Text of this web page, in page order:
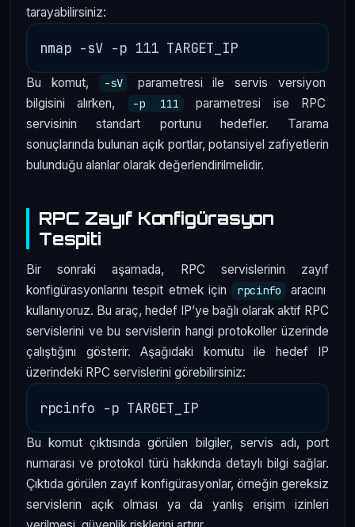
tarayabilirsiniz:
Bu komut, -sV
parametresi ile servis versiyon
bilgisini alırken,
-p 111
parametresi ise RPC
servisinin standart portunu hedefler. Tarama
sonuçlarında bulunan açık portlar, potansiyel zafiyetlerin
bulunduğu alanlar olarak değerlendirilmelidir.
RPC Zayıf Konfigürasyon
Tespiti
Bir sonraki aşamada, RPC servislerinin zayıf
konfigürasyonlarını tespit etmek için
rpcinfo
aracını
kullanıyoruz. Bu araç, hedef IP’ye bağlı olarak aktif RPC
servislerini ve bu servislerin hangi protokoller üzerinde
çalıştığını gösterir. Aşağıdaki komutu ile hedef IP
üzerindeki RPC servislerini görebilirsiniz:
Bu komut çıktısında görülen bilgiler, servis adı, port
numarası ve protokol türü hakkında detaylı bilgi sağlar.
Çıktıda görülen zayıf konfigürasyonlar, örneğin gereksiz
servislerin açık olması ya da yanlış erişim izinleri